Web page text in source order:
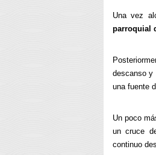
Una vez
parroquial
descanso y
una fuente
Un poco
un cruce
continuo